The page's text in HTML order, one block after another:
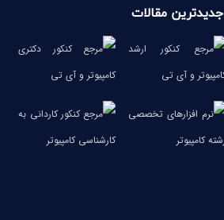
جدیدترین مقالات